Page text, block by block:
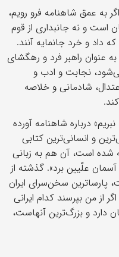
به عمق شاهنامه فرو رویم،
است و نه جانبداری از قوم
داد و خرد جانمایه آنند.
عنوان راهبر فرد و رهگشای
نجابت و ادب و
شادمانی و خلاصه
درباره شاهنامه آورده
و انسانی‌ترین کتابی
شده است، آن هم به زبانی
علّیین برد». گذشته از
پارساترین سخن‌سرای ایران
من بپرسند کدام ایرانی
دارد و بزرگ‌ترین آنهاست،